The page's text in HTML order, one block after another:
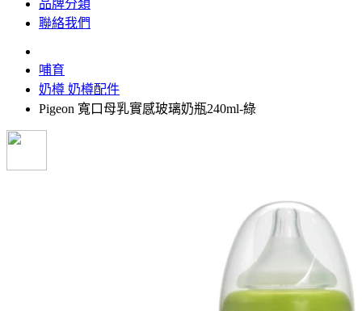
品牌分類
聯絡我們
哺育
奶樽 奶樽配件
Pigeon 寬口母乳實感玻璃奶瓶240ml-綠